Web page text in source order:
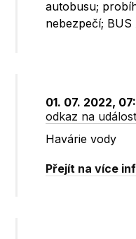
autobusu;
nebezpečí;
01. 07. 2022,
odkaz na událost
Havárie vody
Přejít na více